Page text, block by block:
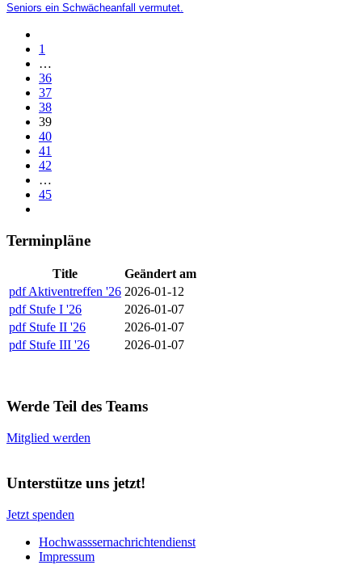
Seniors ein Schwächeanfall vermutet.
1
…
36
37
38
39
40
41
42
…
45
Terminpläne
Title
Geändert am
pdf Aktiventreffen '26 2026-01-12
pdf Stufe I '26
2026-01-07
pdf Stufe II '26
2026-01-07
pdf Stufe III '26 2026-01-07
Werde Teil des Teams
Mitglied werden
Unterstütze uns jetzt!
Jetzt spenden
Hochwasssernachrichtendienst
Impressum